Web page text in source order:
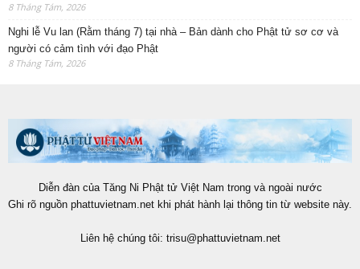
8 Tháng Tám, 2026
Nghi lễ Vu lan (Rằm tháng 7) tại nhà – Bản dành cho Phật tử sơ cơ và
người có cảm tình với đạo Phật
8 Tháng Tám, 2026
Diễn đàn của Tăng Ni Phật tử Việt Nam trong và ngoài nước
Ghi rõ nguồn phattuvietnam.net khi phát hành lại thông tin từ website này.
Liên hệ chúng tôi: trisu@phattuvietnam.net